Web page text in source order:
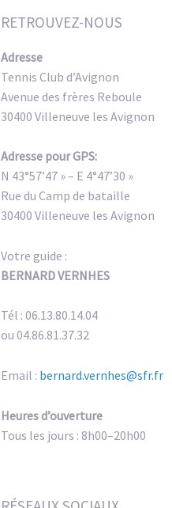
RETROUVEZ-NOUS
Adresse
Tennis Club d’Avignon
Avenue des frères Reboule
30400 Villeneuve les Avignon
Adresse pour GPS:
N 43°57’47 » – E 4°47’30 »
Rue du Camp de bataille
30400 Villeneuve les Avignon
Votre guide :
BERNARD VERNHES
Tél : 06.13.80.14.04
ou 04.86.81.37.32
Email : bernard.vernhes@sfr.fr
Heures d’ouverture
Tous les jours : 8h00–20h00